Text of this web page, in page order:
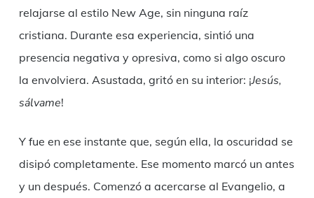
relajarse al estilo New Age, sin ninguna raíz
cristiana. Durante esa experiencia, sintió una
presencia negativa y opresiva, como si algo oscuro
la envolviera. Asustada, gritó en su interior: ¡Jesús,
sálvame!
Y fue en ese instante que, según ella, la oscuridad se
disipó completamente. Ese momento marcó un antes
y un después. Comenzó a acercarse al Evangelio, a